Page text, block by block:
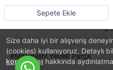
Size daha iyi bir alışveriş
(cookies) kullanıyoruz. Detaylı
korunması hakkında
Sepete Ekle
Mitsubishi Yedek Parça